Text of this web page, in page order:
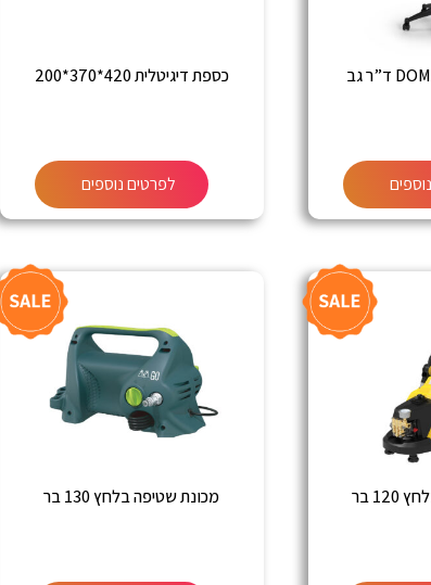
כספת דיגיטלית 420*370*200
לפרטים נוספים
בר מכונת שטיפה בלחץ 130 בר